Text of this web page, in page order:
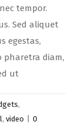
tempor.
Sed aliquet
egestas,
pharetra diam,
ut
,
, video
0